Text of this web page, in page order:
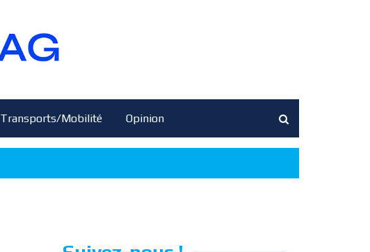
Transports/Mobilité Opinion